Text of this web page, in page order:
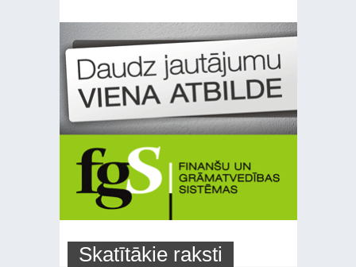
Skatītākie raksti